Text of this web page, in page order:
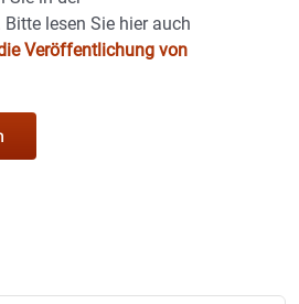
Bitte lesen Sie hier auch
Veröffentlichung von